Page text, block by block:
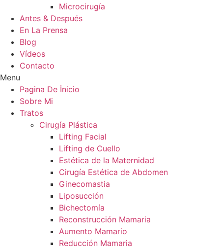
Microcirugía
Antes & Después
En La Prensa
Blog
Vídeos
Contacto
Menu
Pagina De İnicio
Sobre Mi
Tratos
Cirugía Plástica
Lifting Facial
Lifting de Cuello
Estética de la Maternidad
Cirugía Estética de Abdomen
Ginecomastia
Liposucción
Bichectomía
Reconstrucción Mamaria
Aumento Mamario
Reducción Mamaria